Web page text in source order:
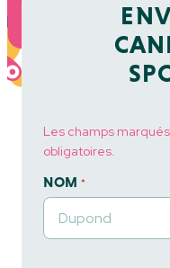
Les champs
obligatoires.
NOM *